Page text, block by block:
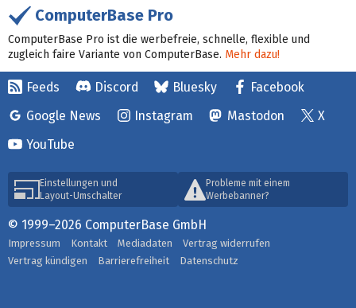
ComputerBase Pro
ComputerBase Pro ist die werbefreie, schnelle, flexible und
zugleich faire Variante von ComputerBase. Mehr dazu!
Feeds Discord Bluesky
Facebook
Google News
Instagram Mastodon
X
YouTube
Einstellungen und
Layout-Umschalter
Probleme mit einem
Werbebanner?
© 1999–2026 ComputerBase GmbH
Impressum Kontakt Mediadaten
Vertrag widerrufen
Vertrag kündigen
Barrierefreiheit Datenschutz